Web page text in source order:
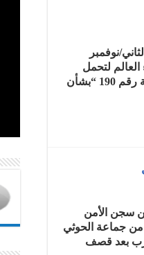
الاجتماعي التابع له، يوم 25 تشرين الثاني/نوفمبر
لتحمل
مسؤولياتها لإنهاء العنف ضد المرأة بالمصادقة على اتفاقية منظمة العمل الدولية رقم 190 “بشأن
سجن الأمن
من جماعة الحوثي
بعد قصف